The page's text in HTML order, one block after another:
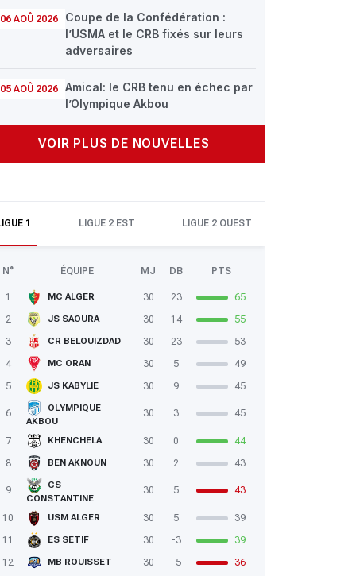
06 AOÛ 2026
Coupe de la Confédération :
l’USMA et le CRB fixés sur leurs
adversaires
05 AOÛ 2026
Amical: le CRB tenu en échec par
l’Olympique Akbou
VOIR PLUS DE NOUVELLES
1 LIGUE 2 EST LIGUE 2 OUEST
N° ÉQUIPE MJ DB PTS
1 MC ALGER 30 23
65
2
JS SAOURA 30 14
55
3
CR BELOUIZDAD 30 23
53
4
MC ORAN 30 5
49
5
JS KABYLIE 30 9 45
6
OLYMPIQUE
AKBOU
30 3 45
7 KHENCHELA 30 0
44
8
BEN AKNOUN 30 2 43
9
CS
CONSTANTINE
30 5 43
10 USM ALGER 30 5
39
11
ES SETIF 30 -3
39
12
MB ROUISSET 30 -5
36